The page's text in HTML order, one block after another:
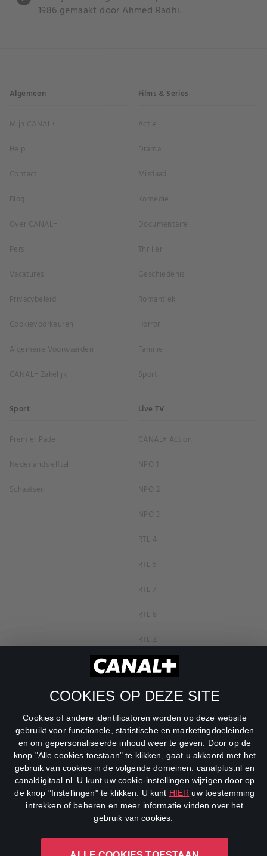
COOKIES OP DEZE SITE
Cookies of andere identificatoren worden op deze website
gebruikt voor functionele, statistische en marketingdoeleinden
en om gepersonaliseerde inhoud weer te geven. Door op de
knop "Alle cookies toestaan" te klikken, gaat u akkoord met het
gebruik van cookies in de volgende domeinen: canalplus.nl en
canaldigitaal.nl. U kunt uw cookie-instellingen wijzigen door op
de knop "Instellingen" te klikken. U kunt HIER uw toestemming
intrekken of beheren en meer informatie vinden over het
gebruik van cookies.
1986 gemaakt door Ahmed Radhi.
Algemeen
Mijn CANAL+
Help
Contact
Blog
Over CANAL+
Pers
Vacatures
Privacybeleid
Cookievoorkeuren
Algemene Voorwaarden
CANAL+ Zakelijk
Films & Series
Actie
Drama
Misdaad
Komedie
Documentaire
Thriller
Geschiedenis
Romantiek
Horror
Familie
Sport
Sport
Premier Padel
Nederlands elftal
Schaatsen
Live TV
CANAL+ Action
NPO 1
NPO 2
NPO 3
RTL 4
RTL 5
RTL 7
RTL 8
RTL Z
SBS6
Net5
Veronica
DreamWorks Channel
CANAL+ Luxembourg S. à r.l., Rue Albert Borschette 4, L-1246